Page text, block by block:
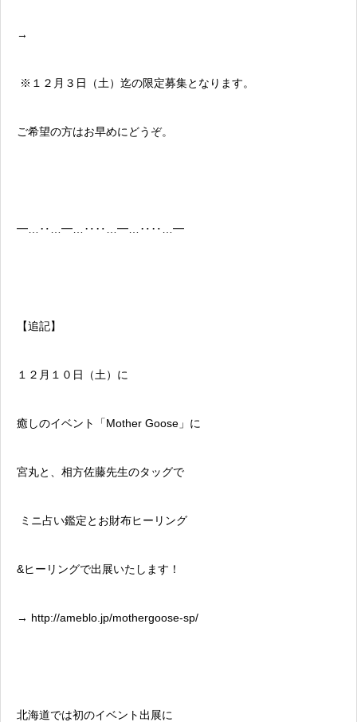
→
※１２月３日（土）迄の限定募集となります。
ご希望の方はお早めにどうぞ。
━…‥…━…‥‥…━…‥‥…━
【追記】
１２月１０日（土）に
癒しのイベント「Mother Goose」に
宮丸と、相方佐藤先生のタッグで
ミニ占い鑑定とお財布ヒーリング
&ヒーリングで出展いたします！
→ http://ameblo.jp/mothergoose-sp/
北海道では初のイベント出展に